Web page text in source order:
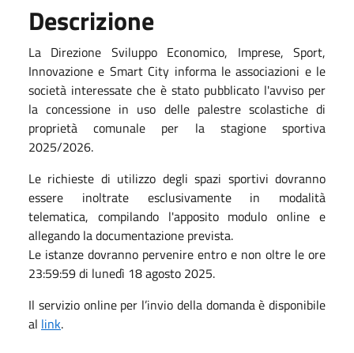
Descrizione
La Direzione Sviluppo Economico, Imprese, Sport,
Innovazione e Smart City informa le associazioni e le
società interessate che è stato pubblicato l'avviso per
la concessione in uso delle palestre scolastiche di
proprietà comunale per la stagione sportiva
2025/2026.
Le richieste di utilizzo degli spazi sportivi dovranno
essere inoltrate esclusivamente in modalità
telematica, compilando l'apposito modulo online e
allegando la documentazione prevista.
Le istanze dovranno pervenire entro e non oltre le ore
23:59:59 di lunedì 18 agosto 2025.
Il servizio online per l’invio della domanda è disponibile
al link.